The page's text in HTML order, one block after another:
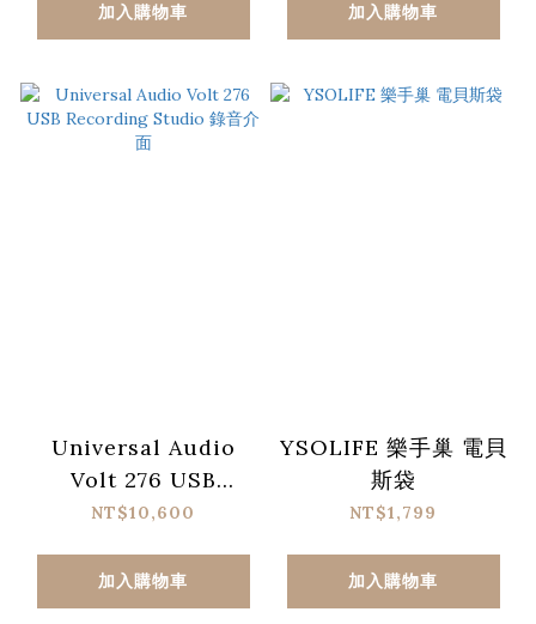
加入購物車
加入購物車
Universal Audio
Volt 276 USB
Recording Studio
NT$10,600
加入購物車
YSOLIFE 樂手巢 電貝
斯袋
NT$1,799
加入購物車